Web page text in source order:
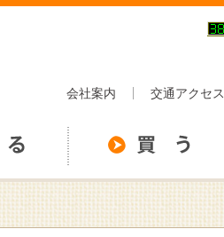
会社案内 交通アクセス